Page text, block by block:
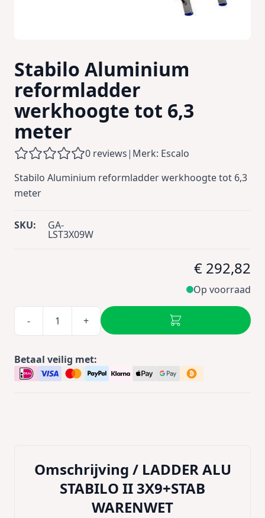
Stabilo Aluminium
reformladder
werkhoogte tot 6,3
meter
0 reviews| Merk: Escalo
Stabilo Aluminium reformladder werkhoogte tot 6,3
meter
SKU: GA-
LST3X09W
€ 292,82
Op voorraad
- +
Betaal veilig met:
Omschrijving / LADDER ALU
STABILO II 3X9+STAB
WARENWET